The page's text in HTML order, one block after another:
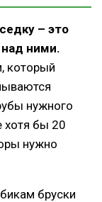
– это
ними.
который
нужного
хотя бы 20
нужно
бруски